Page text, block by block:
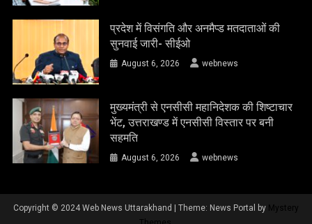
प्रदेश में विसंगति और अनमैप्ड मतदाताओं की
सुनवाई जारी- सीईओ
August 6, 2026 webnews
मुख्यमंत्री से एनसीसी महानिदेशक की शिष्टाचार
भेंट, उत्तराखण्ड में एनसीसी विस्तार पर बनी
सहमति
August 6, 2026 webnews
Copyright © 2024 Web News Uttarakhand Theme: News Portal by Mystery